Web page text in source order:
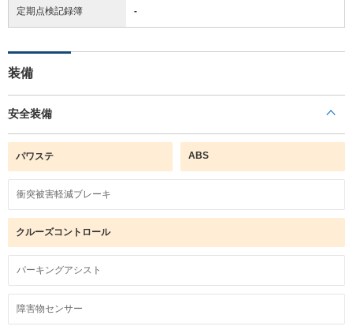
定期点検記録簿 -
装備
安全装備
パワステ ABS
衝突被害軽減ブレーキ
クルーズコントロール
パーキングアシスト
障害物センサー